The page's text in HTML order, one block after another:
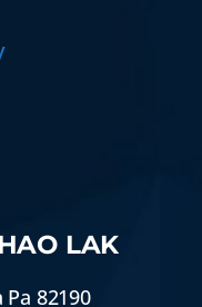
LAK
Pa 82190